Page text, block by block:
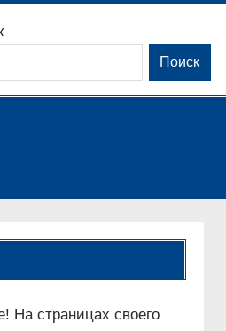
Поиск
На страницах своего